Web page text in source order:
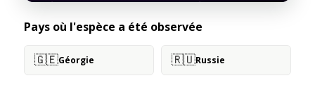
Pays où l'espèce a été observée
🇬🇪Géorgie 🇷🇺Russie